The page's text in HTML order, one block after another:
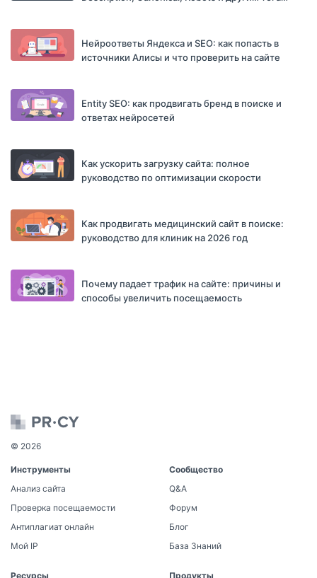
Нейроответы Яндекса и SEO: как попасть в
источники Алисы и что проверить на сайте
Entity SEO: как продвигать бренд в поиске и
ответах нейросетей
Как ускорить загрузку сайта: полное
руководство по оптимизации скорости
Как продвигать медицинский сайт в поиске:
руководство для клиник на 2026 год
Почему падает трафик на сайте: причины и
способы увеличить посещаемость
© 2026
Инструменты
Анализ сайта
Проверка посещаемости
Антиплагиат онлайн
Мой IP
Сообщество
Q&A
Форум
Блог
База Знаний
Ресурсы Продукты